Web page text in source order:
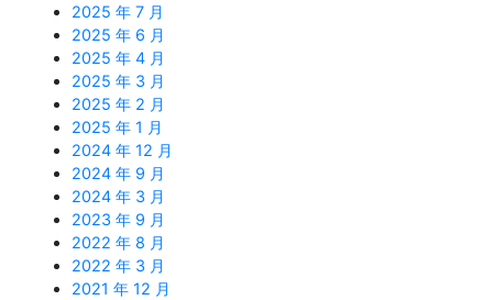
2025 年 7 月
2025 年 6 月
2025 年 4 月
2025 年 3 月
2025 年 2 月
2025 年 1 月
2024 年 12 月
2024 年 9 月
2024 年 3 月
2023 年 9 月
2022 年 8 月
2022 年 3 月
2021 年 12 月